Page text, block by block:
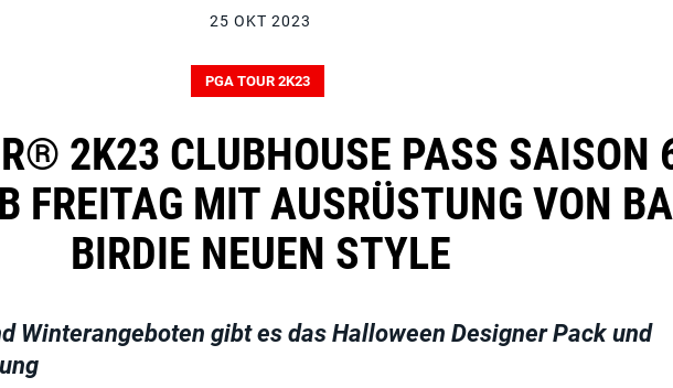
25 OKT 2023
PGA TOUR 2K23
2K23 CLUBHOUSE PASS SAISON
FREITAG MIT AUSRÜSTUNG VON
BIRDIE NEUEN STYLE
Winterangeboten gibt es das Halloween Designer Pack und